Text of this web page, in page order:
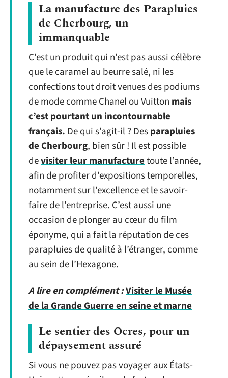
La manufacture des Parapluies
de Cherbourg, un
immanquable
C’est un produit qui n’est pas aussi célèbre
que le caramel au beurre salé, ni les
confections tout droit venues des podiums
de mode comme Chanel ou Vuitton mais
c’est pourtant un incontournable
français. De qui s’agit-il ? Desparapluies
de Cherbourg, bien sûr ! Il est possible
devisiter leur manufacturetoute l’année,
afin de profiter d’expositions temporelles,
notamment sur l’excellence et le savoir-
faire de l’entreprise. C’est aussi une
occasion de plonger au cœur du film
éponyme, qui a fait la réputation de ces
parapluies de qualité à l’étranger, comme
au sein de l’Hexagone.
A lire en complément :Visiter le Musée
de la Grande Guerre en seine et marne
Le sentier des Ocres, pour un
dépaysement assuré
Si vous ne pouvez pas voyager aux États-